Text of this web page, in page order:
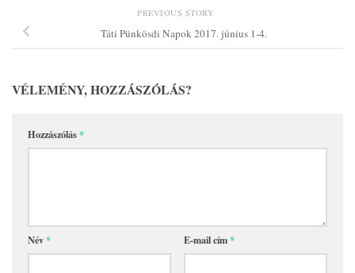
PREVIOUS STORY
Táti Pünkösdi Napok 2017. június 1-4.
VÉLEMÉNY, HOZZÁSZÓLÁS?
Hozzászólás*
Név* E-mail cím*